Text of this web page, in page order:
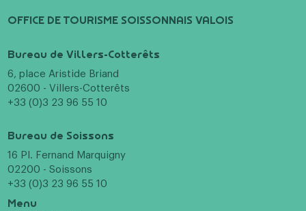
OFFICE DE TOURISME SOISSONNAIS VALOIS
Bureau de Villers-Cotterêts
6, place Aristide Briand
02600 - Villers-Cotterêts
+33 (0)3 23 96 55 10
Bureau de Soissons
16 Pl. Fernand Marquigny
02200 - Soissons
+33 (0)3 23 96 55 10
Menu